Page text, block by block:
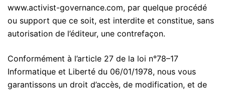
www.activist-governance.com, par quelque procédé
ou support que ce soit, est interdite et constitue, sans
autorisation de l’éditeur, une contrefaçon.
Conformément à l’article 27 de la loi n°78–17
Informatique et Liberté du 06/01/1978, nous vous
garantissons un droit d’accès, de modification, et de